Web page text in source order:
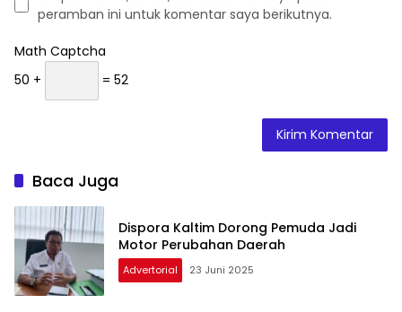
peramban ini untuk komentar saya berikutnya.
Math Captcha
50 +
= 52
Baca Juga
Dispora Kaltim Dorong Pemuda Jadi
Motor Perubahan Daerah
Advertorial 23 Juni 2025